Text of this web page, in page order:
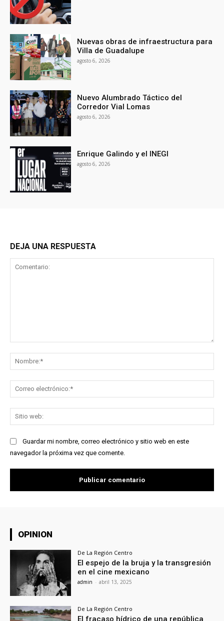
Nuevas obras de infraestructura para
Villa de Guadalupe
agosto 6, 2026
Nuevo Alumbrado Táctico del
Corredor Vial Lomas
agosto 6, 2026
Enrique Galindo y el INEGI
agosto 6, 2026
DEJA UNA RESPUESTA
Guardar mi nombre, correo electrónico y sitio web en este
navegador la próxima vez que comente.
OPINION
De La Región Centro
El espejo de la bruja y la transgresión
en el cine mexicano
admin - abril 13, 2025
De La Región Centro
El fracaso hídrico de una república